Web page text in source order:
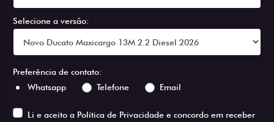
Selecione a versão:
Preferência de contato:
Whatsapp
Telefone Email
Li e aceito a Política de Privacidade e concordo em receber